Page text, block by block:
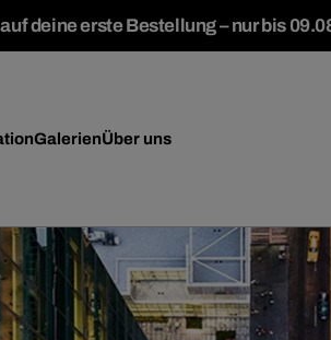
deine erste Bestellung – nur bis
GalerienÜber uns